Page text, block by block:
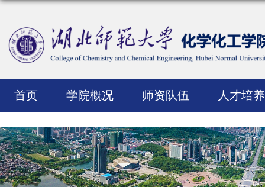
首页 学院概况 师资队伍 人才培养